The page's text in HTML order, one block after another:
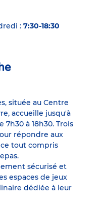
: 7:30-18:30
située au Centre
accueille jusqu'à
à 18h30. Trois
répondre aux
tout compris
sécurisé et
espaces de jeux
dédiée à leur